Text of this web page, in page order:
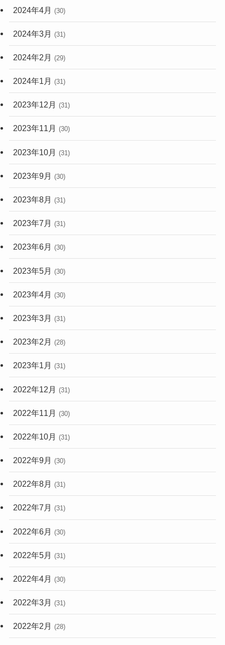
2024年4月 (30)
2024年3月 (31)
2024年2月 (29)
2024年1月 (31)
2023年12月 (31)
2023年11月 (30)
2023年10月 (31)
2023年9月 (30)
2023年8月 (31)
2023年7月 (31)
2023年6月 (30)
2023年5月 (30)
2023年4月 (30)
2023年3月 (31)
2023年2月 (28)
2023年1月 (31)
2022年12月 (31)
2022年11月 (30)
2022年10月 (31)
2022年9月 (30)
2022年8月 (31)
2022年7月 (31)
2022年6月 (30)
2022年5月 (31)
2022年4月 (30)
2022年3月 (31)
2022年2月 (28)